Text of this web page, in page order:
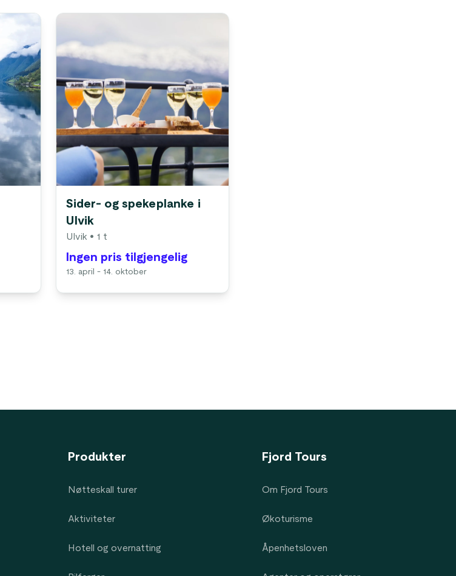
Sider- og spekeplanke i
Ulvik
Ulvik • 1 t
Ingen pris tilgjengelig
13. april - 14. oktober
Produkter
Nøtteskall turer
Aktiviteter
Hotell og overnatting
Fjord Tours
Om Fjord Tours
Økoturisme
Åpenhetsloven